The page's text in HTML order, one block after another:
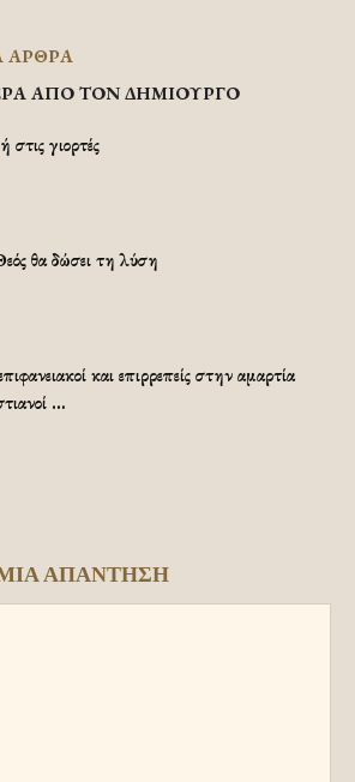
ΑΡΘΡΑ
ΑΠΟ ΤΟΝ ΔΗΜΙΟΥΡΓΟ
στις γιορτές
θα δώσει τη λύση
και επιρρεπείς στην αμαρτία
…
ΑΠΑΝΤΗΣΗ